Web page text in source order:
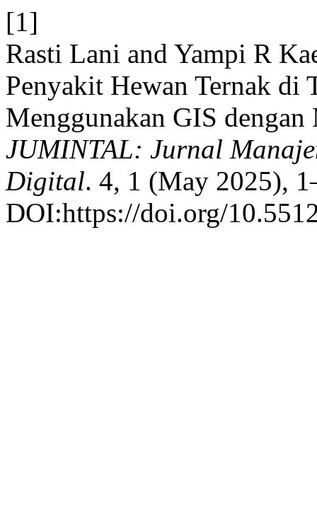
[1]
Rasti Lani and Yampi R
Penyakit Hewan Ternak di
Menggunakan GIS
JUMINTAL: Jurnal
Digital. 4, 1 (May 2025),
DOI:https://doi.org/